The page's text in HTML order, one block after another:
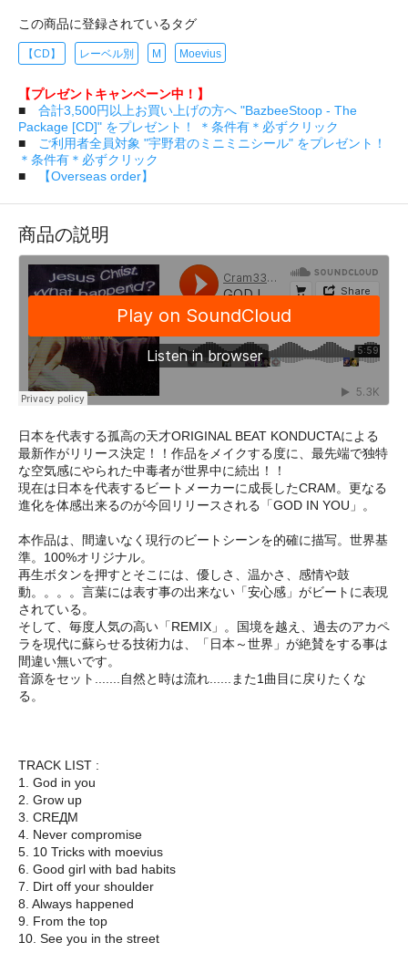
この商品に登録されているタグ
【CD】 レーベル別 M Moevius
【プレゼントキャンペーン中！】
■ 合計3,500円以上お買い上げの方へ "BazbeeStoop - The
Package [CD]" をプレゼント！ ＊条件有＊必ずクリック
■
ご利用者全員対象 "宇野君のミニミニシール" をプレゼント！
＊条件有＊必ずクリック
■
【Overseas order】
商品の説明
日本を代表する孤高の天才ORIGINAL BEAT KONDUCTAによる
最新作がリリース決定！！作品をメイクする度に、最先端で独特
な空気感にやられた中毒者が世界中に続出！！
現在は日本を代表するビートメーカーに成長したCRAM。更なる
進化を体感出来るのが今回リリースされる「GOD IN YOU」。
本作品は、間違いなく現行のビートシーンを的確に描写。世界基
準。100%オリジナル。
再生ボタンを押すとそこには、優しさ、温かさ、感情や鼓
動。。。。言葉には表す事の出来ない「安心感」がビートに表現
されている。
そして、毎度人気の高い「REMIX」。国境を越え、過去のアカペ
ラを現代に蘇らせる技術力は、「日本～世界」が絶賛をする事は
間違い無いです。
音源をセット.......自然と時は流れ......また1曲目に戻りたくな
る。
TRACK LIST :
1. God in you
2. Grow up
3. CREДM
4. Never compromise
5. 10 Tricks with moevius
6. Good girl with bad habits
7. Dirt off your shoulder
8. Always happened
9. From the top
10. See you in the street